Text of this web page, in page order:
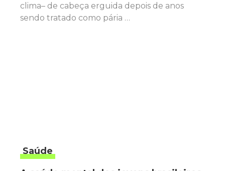
clima– de cabeça erguida depois de anos
sendo tratado como pária …
Saúde